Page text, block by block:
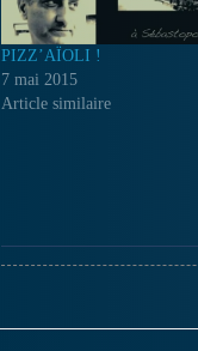
PIZZ’AÏOLI !
7 mai 2015
Article similaire